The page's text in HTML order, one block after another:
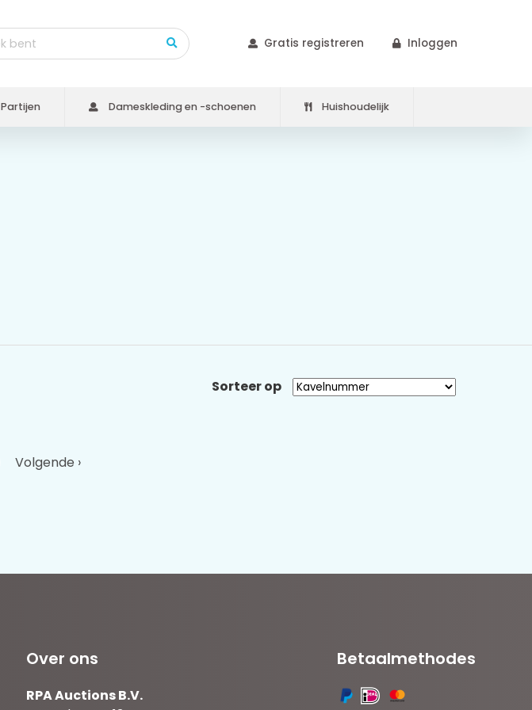
Gratis registreren Inloggen
Partijen Dameskleding en -schoenen Huishoudelijk
Sorteer op
Volgende ›
Over ons
RPA Auctions B.V.
Betaalmethodes